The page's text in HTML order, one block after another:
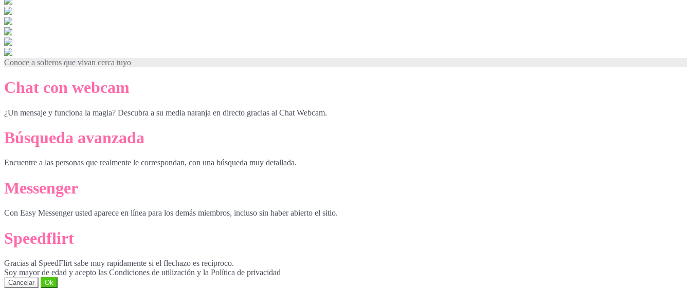
Conoce a solteros que vivan cerca tuyo
Chat con webcam
¿Un mensaje y funciona la magia? Descubra a su media naranja en directo gracias al Chat Webcam.
Búsqueda avanzada
Encuentre a las personas que realmente le correspondan, con una búsqueda muy detallada.
Messenger
Con Easy Messenger usted aparece en línea para los demás miembros, incluso sin haber abierto el sitio.
Speedflirt
Gracias al SpeedFlirt sabe muy rapidamente si el flechazo es recíproco.
Soy mayor de edad y acepto las Condiciones de utilización y la Política de privacidad
Cancelar Ok